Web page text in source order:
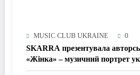
MUSIC CLUB UKRAINE 0
SKARRA презентувала
«Жінка» – музичний портрет
жінки сьогодення